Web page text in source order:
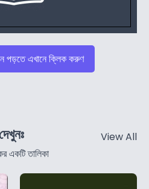
পড়তে এখানে ক্লিক করুণ
একটি তালিকা
View All